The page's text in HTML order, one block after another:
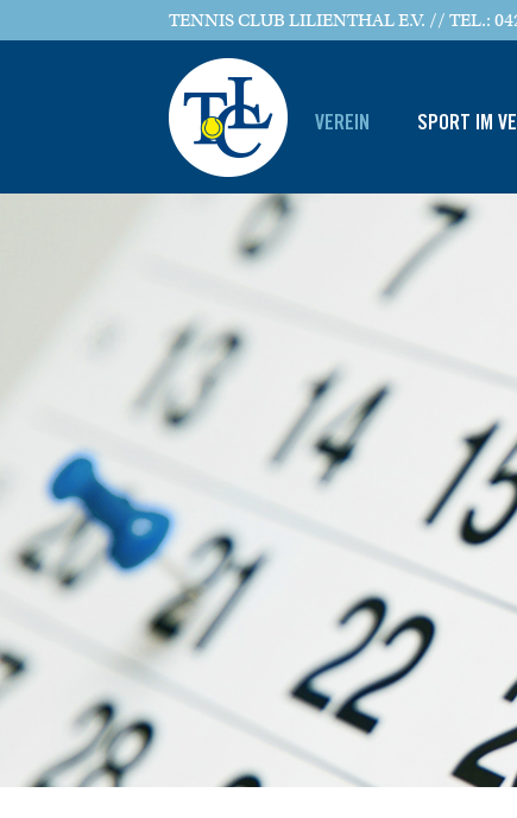
TENNIS CLUB LILIENTHAL E.V. // TEL.:
VEREIN SPORT IM